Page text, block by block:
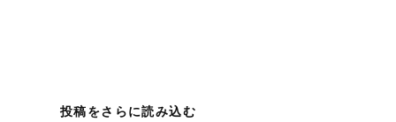
投稿をさらに読み込む